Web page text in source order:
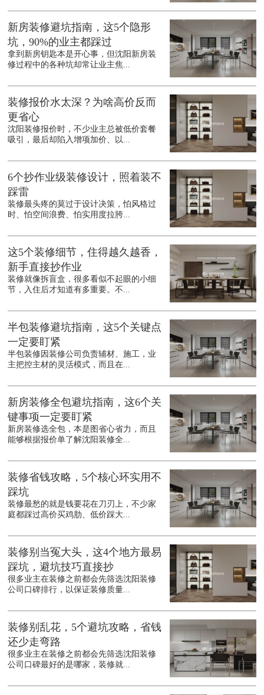
新房装修避坑指南，这5个隐形
坑，90%的业主都踩过
拿到新房钥匙本是开心事，但沈阳新房装
修过程中的各种坑却常让业主焦...
装修报价水太深？为啥高价反而
更省心
沈阳装修报价时，不少业主总被低价套餐
吸引，最后却陷入增项加价、以...
6个抄作业级装修设计，照着装不
踩雷
装修最头疼的莫过于设计决策，怕风格过
时、怕空间浪费、怕实用度拉胯...
这5个装修细节，住得越久越香，
新手直接抄作业
装修就像拆盲盒，很多看似不起眼的小细
节，入住后才知道有多重要。不...
半包装修避坑指南，这5个关键点
一定要盯紧
半包装修因装修公司负责辅材、施工，业
主把控主材的灵活模式，而且在...
新房装修全包避坑指南，这6个关
键事项一定要盯紧
新房装修选全包，本是图省心省力，而且
能够根据报价单了解沈阳装修全...
装修省钱攻略，5个核心环实用不
踩坑
装修最愁的就是钱要花在刀刃上，不少家
庭都踩过高价买鸡肋、低价踩大...
装修别当冤大头，这4个地方最易
踩坑，避坑技巧直接抄
很多业主在装修之前都会先筛选沈阳装修
公司口碑排行，以保证装修质量...
装修别乱花，5个避坑攻略，省钱
还少走弯路
很多业主在装修之前都会先筛选沈阳装修
公司口碑最好的是哪家，装修就...